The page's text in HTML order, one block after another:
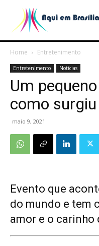
Home Entretenimento
Entretenimento Notícias
Um
como
maio 9, 2021
Evento que
do mundo e tem
amor e o carinho